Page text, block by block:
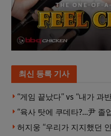
최신 등록 기사
“육사 탓에 쿠데타?…尹 졸
허지웅 “우리가 지지했던